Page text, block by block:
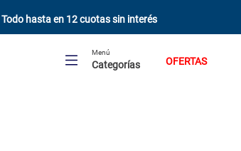
Todo hasta en 12 cuotas sin interés
Menú
Categorías OFERTAS